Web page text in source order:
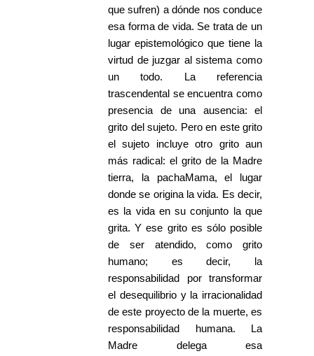
que sufren) a dónde nos conduce
esa forma de vida. Se trata de un
lugar epistemológico que tiene la
virtud de juzgar al sistema como
un todo. La referencia
trascendental se encuentra como
presencia de una ausencia: el
grito del sujeto. Pero en este grito
el sujeto incluye otro grito aun
más radical: el grito de la Madre
tierra, la pachaMama, el lugar
donde se origina la vida. Es decir,
es la vida en su conjunto la que
grita. Y ese grito es sólo posible
de ser atendido, como grito
humano; es decir, la
responsabilidad por transformar
el desequilibrio y la irracionalidad
de este proyecto de la muerte, es
responsabilidad humana. La
Madre delega esa